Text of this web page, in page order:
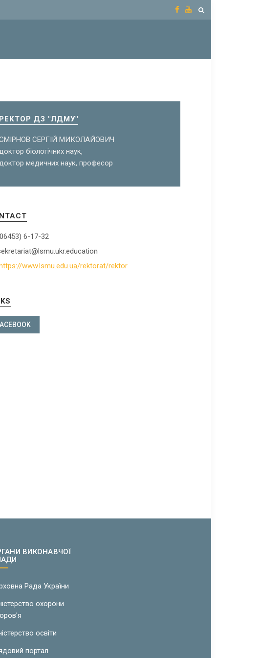
РЕКТОР ДЗ "ЛДМУ"
СЕРГІЙ МИКОЛАЙОВИЧ
біологічних наук,
медичних наук, професор
6-17-32
https://www.lsmu.edu.ua/rektorat/rektor
ВИКОНАВЧОЇ
Рада України
охорони
освіти
портал